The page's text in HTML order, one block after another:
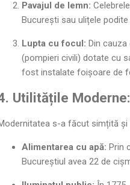
Pavajul de lemn:
București sau ulițele
Lupta cu focul: Din
(pompieri civili) dotate cu
fost instalate foișoare de
Utilitățile
s-a făcut simțită și
Alimentarea cu apă: Prin
Bucureștiul avea 22 de